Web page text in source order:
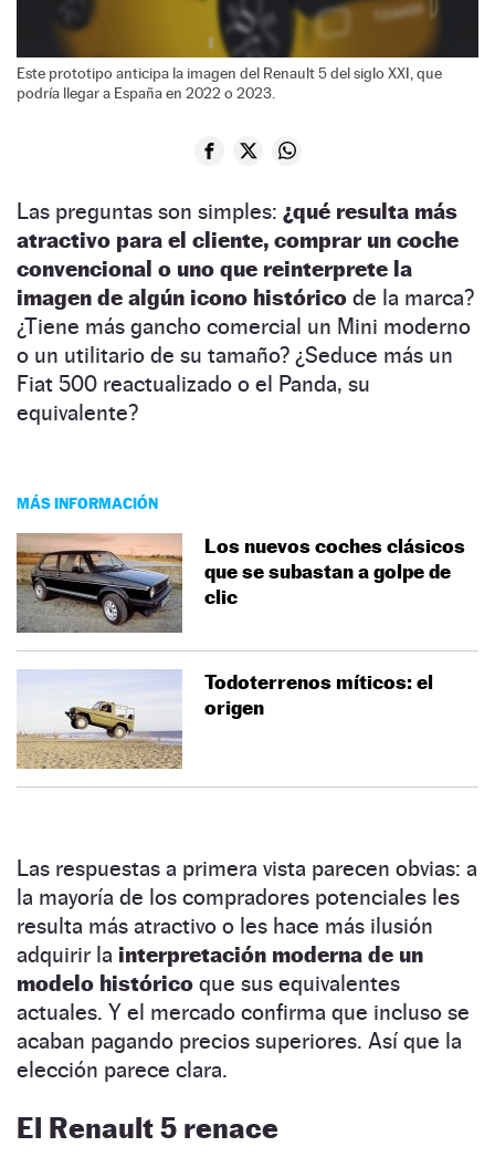
Este prototipo anticipa la imagen del Renault 5 del siglo XXI, que
podría llegar a España en 2022 o 2023.
Las preguntas son simples: ¿qué resulta más
atractivo para el cliente, comprar un coche
convencional o uno que reinterprete la
imagen de algún icono histórico de la marca?
¿Tiene más gancho comercial un Mini moderno
o un utilitario de su tamaño? ¿Seduce más un
Fiat 500 reactualizado o el Panda, su
equivalente?
MÁS INFORMACIÓN
Los nuevos coches clásicos
que se subastan a golpe de
clic
Todoterrenos míticos: el
origen
Las respuestas a primera vista parecen obvias: a
la mayoría de los compradores potenciales les
resulta más atractivo o les hace más ilusión
adquirir la interpretación moderna de un
modelo histórico que sus equivalentes
actuales. Y el mercado confirma que incluso se
acaban pagando precios superiores. Así que la
elección parece clara.
El Renault 5 renace